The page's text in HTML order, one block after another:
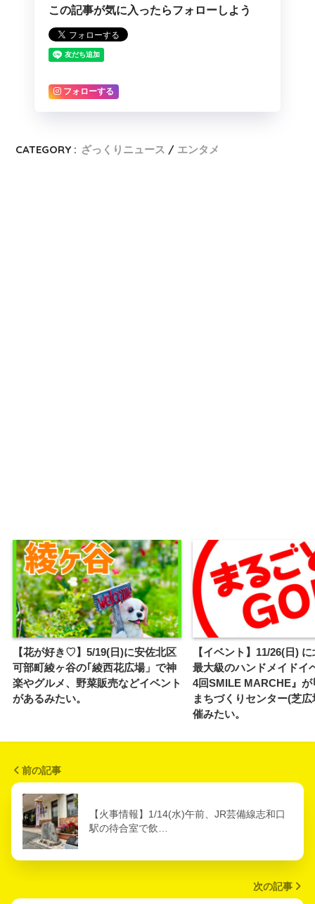
この記事が気に入ったらフォローしよう
フォローする
CATEGORY : ざっくりニュース エンタメ
【花が好き♡】5/19(日)に安佐北区
可部町綾ヶ谷の｢綾西花広場」で神
楽やグルメ、野菜販売などイベント
があるみたい。
【イベント】11/26(日)
最大級のハンドメイドイ
4回SMILE MARCHE』が
まちづくりセンター(芝
催みたい。
前の記事
【火事情報】1/14(水)午前、JR芸備線志和口
駅の待合室で飲…
次の記事